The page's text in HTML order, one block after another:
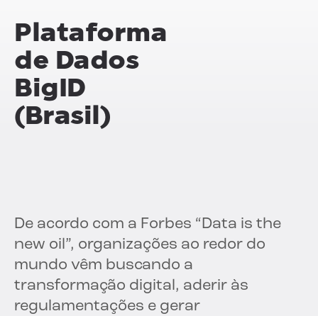
Plataforma
de Dados
BigID
(Brasil)
De acordo com a Forbes “Data is the
new oil”, organizações ao redor do
mundo vêm buscando a
transformação digital, aderir às
regulamentações e gerar